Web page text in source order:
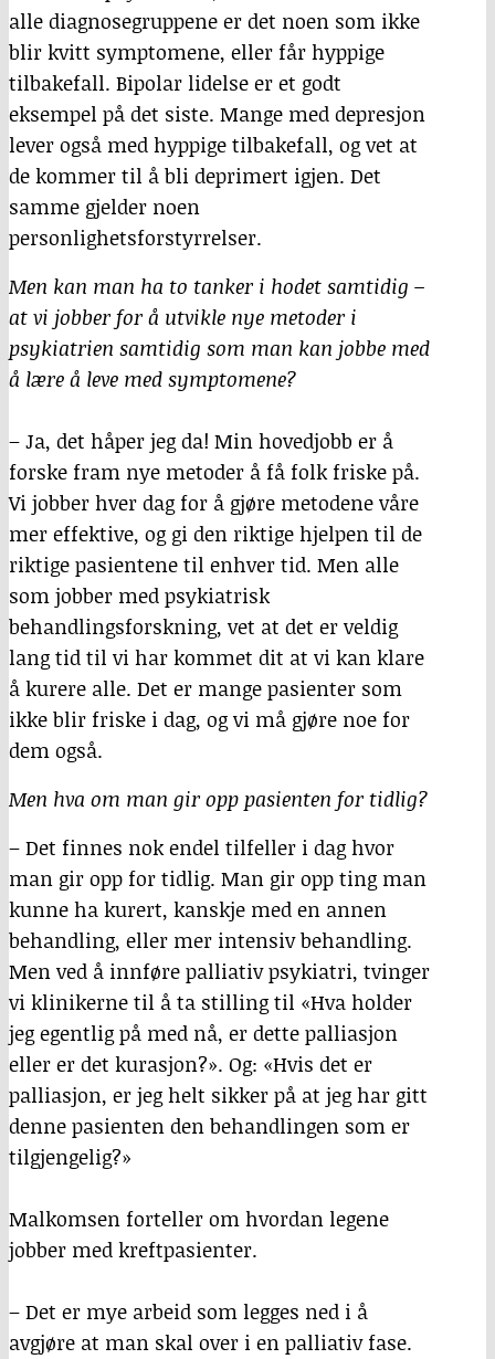
alle diagnosegruppene er det noen som ikke
blir kvitt symptomene, eller får hyppige
tilbakefall. Bipolar lidelse er et godt
eksempel på det siste. Mange med depresjon
lever også med hyppige tilbakefall, og vet at
de kommer til å bli deprimert igjen. Det
samme gjelder noen
personlighetsforstyrrelser.
Men kan man ha to tanker i hodet samtidig –
at vi jobber for å utvikle nye metoder i
psykiatrien samtidig som man kan jobbe med
å lære å leve med symptomene?
– Ja, det håper jeg da! Min hovedjobb er å
forske fram nye metoder å få folk friske på.
Vi jobber hver dag for å gjøre metodene våre
mer effektive, og gi den riktige hjelpen til de
riktige pasientene til enhver tid. Men alle
som jobber med psykiatrisk
behandlingsforskning, vet at det er veldig
lang tid til vi har kommet dit at vi kan klare
å kurere alle. Det er mange pasienter som
ikke blir friske i dag, og vi må gjøre noe for
dem også.
Men hva om man gir opp pasienten for tidlig?
– Det finnes nok endel tilfeller i dag hvor
man gir opp for tidlig. Man gir opp ting man
kunne ha kurert, kanskje med en annen
behandling, eller mer intensiv behandling.
Men ved å innføre palliativ psykiatri, tvinger
vi klinikerne til å ta stilling til «Hva holder
jeg egentlig på med nå, er dette palliasjon
eller er det kurasjon?». Og: «Hvis det er
palliasjon, er jeg helt sikker på at jeg har gitt
denne pasienten den behandlingen som er
tilgjengelig?»
Malkomsen forteller om hvordan legene
jobber med kreftpasienter.
– Det er mye arbeid som legges ned i å
avgjøre at man skal over i en palliativ fase.